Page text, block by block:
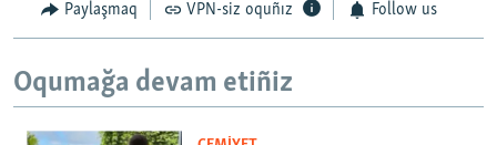
Paylaşmaq VPN-siz oquñız Follow us
Oqumağa devam etiñiz